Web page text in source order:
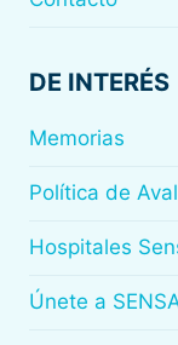
DE INTERÉS
Memorias
Política de
Hospitales
Únete a